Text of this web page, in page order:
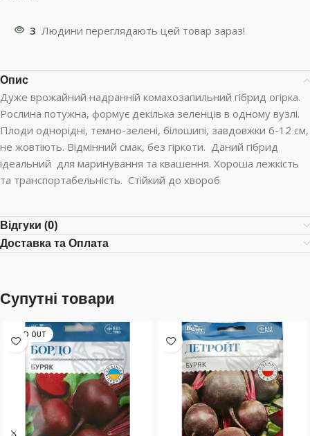
3 Людини переглядають цей товар зараз!
Опис
Дуже врожайний надранній комахозапильний гібрид огірка.
Рослина потужна, формує декілька зеленців в одному вузлі.
Плоди однорідні, темно-зелені, білошипі, завдовжки 6-12 см,
не жовтіють. Відмінний смак, без гіркоти. Даний гібрид
ідеальний для маринування та квашення. Хороша лежкість
та транспортабельність. Стійкий до хвороб
Відгуки (0)
Доставка та Оплата
Супутні товари
SOLD OUT